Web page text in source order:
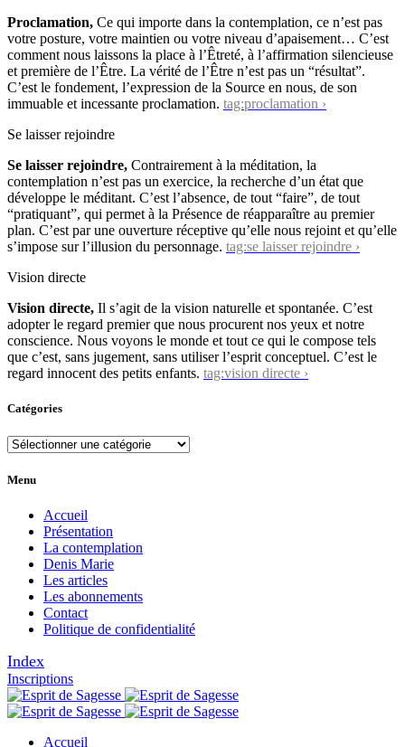
Proclamation, Ce qui importe dans la contemplation, ce n’est pas
votre posture, votre maintien ou votre niveau d’apaisement… C’est
comment nous laissons la place à l’Êtreté, à l’affirmation silencieuse
et première de l’Être. La vérité de l’Être n’est pas un “résultat”.
C’est le fondement, l’expression de la Source en nous, de son
immuable et incessante proclamation. tag:proclamation ›
Se laisser rejoindre
Se laisser rejoindre, Contrairement à la méditation, la
contemplation n’est pas un exercice, la recherche d’un état que
développe le méditant. C’est l’absence, de tout “faire”, de tout
“pratiquant”, qui permet à la Présence de réapparaître au premier
plan. C’est par une ouverture réceptive qu’elle nous rejoint et qu’elle
s’impose sur l’illusion du personnage. tag:se laisser rejoindre ›
Vision directe
Vision directe, Il s’agit de la vision naturelle et spontanée. C’est
adopter le regard premier que nous procurent nos yeux et notre
conscience. Nous voyons le monde et tout ce qui le compose tels
que c’est, sans jugement, sans utiliser l’esprit conceptuel. C’est le
regard innocent des petits enfants. tag:vision directe ›
Catégories
Catégories
Menu
Accueil
Présentation
La contemplation
Denis Marie
Les articles
Les abonnements
Contact
Politique de confidentialité
Index
Inscriptions
Accueil